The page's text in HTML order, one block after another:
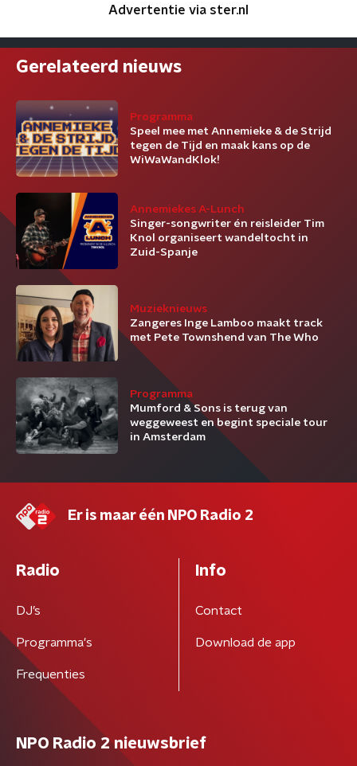
Advertentie via ster.nl
Gerelateerd nieuws
Programma
Speel mee met Annemieke & de Strijd
tegen de Tijd en maak kans op de
WiWaWandKlok!
Annemiekes A-Lunch
Singer-songwriter én reisleider Tim
Knol organiseert wandeltocht in
Zuid-Spanje
Muzieknieuws
Zangeres Inge Lamboo maakt track
met Pete Townshend van The Who
Programma
Mumford & Sons is terug van
weggeweest en begint speciale tour
in Amsterdam
Er is maar één NPO Radio 2
Radio
DJ’s
Programma's
Frequenties
Info
Contact
Download de app
NPO Radio 2 nieuwsbrief